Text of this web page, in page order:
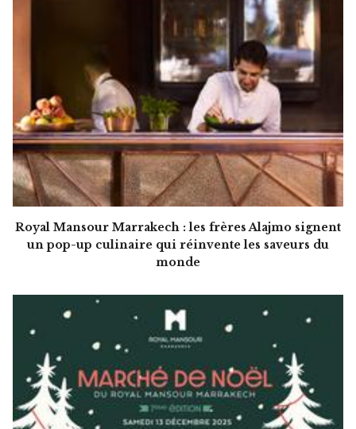
Royal Mansour Marrakech : les frères Alajmo signent
un pop-up culinaire qui réinvente les saveurs du
monde